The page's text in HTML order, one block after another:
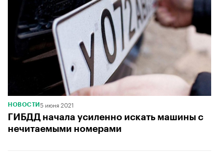
НОВОСТИ 5 июня 2021
ГИБДД начала усиленно искать машины с
нечитаемыми номерами